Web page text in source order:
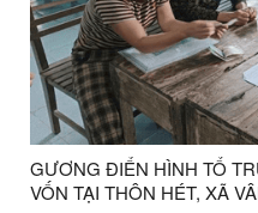
GƯƠNG ĐIỂN HÌNH TỔ
VỐN TẠI THÔN HÉT, XÃ